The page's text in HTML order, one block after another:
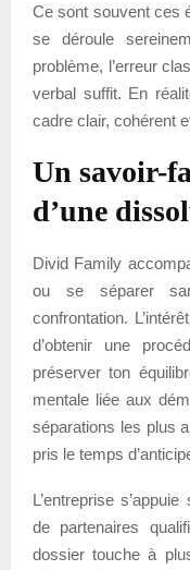
Ce sont souvent ces
se déroule
problème, l’erreur
verbal suffit. En
cadre clair, cohérent
Un savoir-
d’une
Divid Family
ou se séparer
confrontation.
d’obtenir une
préserver ton
mentale liée aux
séparations les plus
pris le temps
L’entreprise
de partenaires
dossier touche à